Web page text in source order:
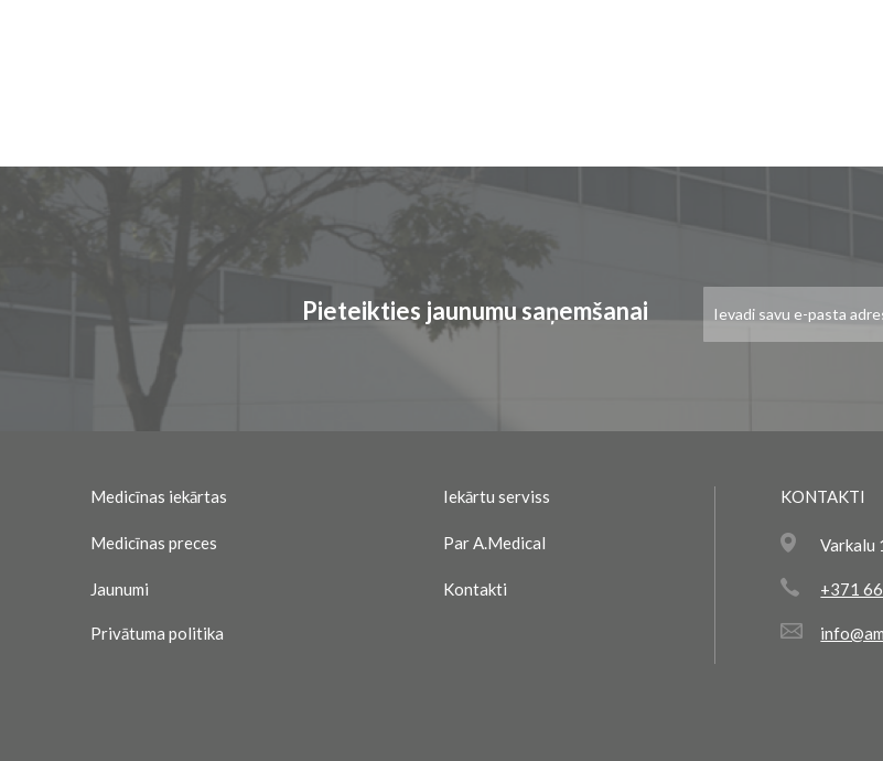
Pieteikties jaunumu saņemšanai
jaunumu
Medicīnas iekārtas Iekārtu serviss
Medicīnas preces Par A.Medical
Jaunumi Kontakti
Privātuma politika
KONTAKTI
Varkalu
+371